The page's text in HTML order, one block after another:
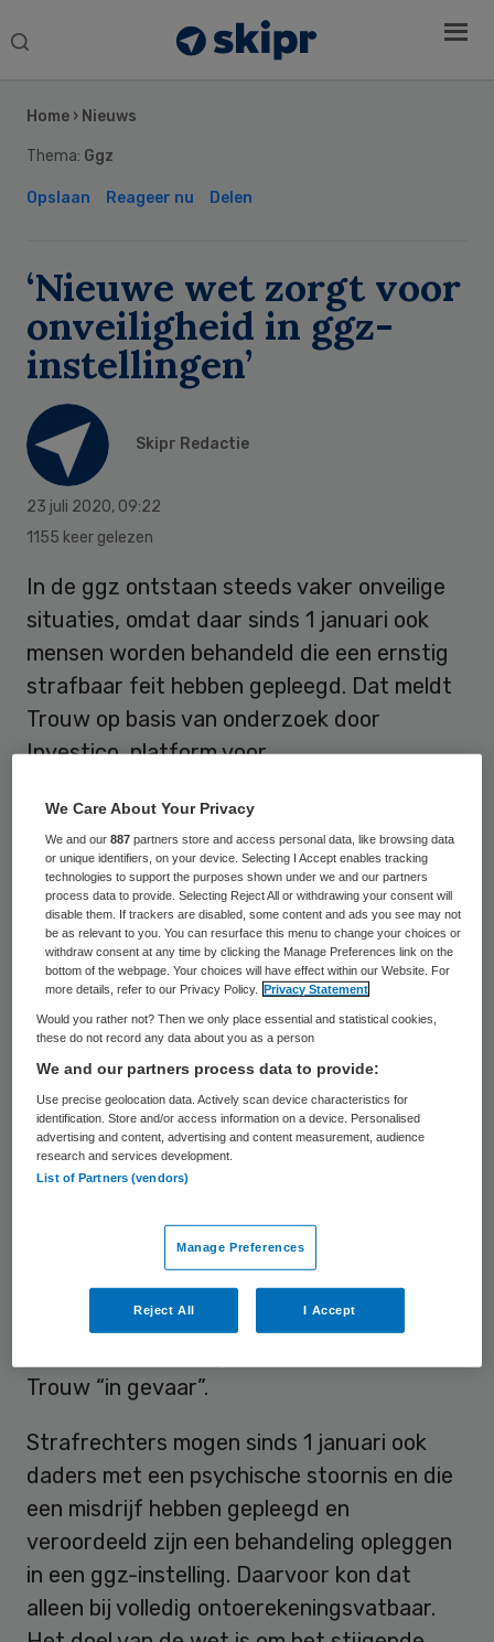
Search
Home › Nieuws
Thema: Ggz
Opslaan Reageer nu Delen
‘Nieuwe wet zorgt voor
onveiligheid in ggz-
instellingen’
Skipr Redactie
23 juli 2020, 09:22
1155 keer gelezen
In de ggz ontstaan steeds vaker onveilige
situaties, omdat daar sinds 1 januari ook
mensen worden behandeld die een ernstig
strafbaar feit hebben gepleegd. Dat meldt
Trouw op basis van onderzoek door
Investico, platform voor
Sinds de invoering van de Wet verplichte
ggz op 1 januari wijzen psychiaters er al op
dat reguliere ggz-instellingen niet geschikt
zijn om deze groep gestraften op te
vangen. Die situatie heeft al incidenten tot
gevolg gehad.
Beveiliging nodig
Ggz-bewoners die van rechters een
behandeling in een reguliere kliniek
opgelegd hebben gekregen, hebben volgens
hen vaak beveiliging nodig. Maar die kan een
instelling maar beperkt bieden. Daardoor is
de veiligheid voor personeel en
Trouw “in gevaar”.
Strafrechters mogen sinds 1 januari ook
daders met een psychische stoornis en die
een misdrijf hebben gepleegd en
veroordeeld zijn een behandeling opleggen
in een ggz-instelling. Daarvoor kon dat
alleen bij volledig ontoerekeningsvatbaar.
Sidebar
We Care About Your Privacy
We and our887 partners store and access personal data, like browsing data
or unique identifiers, on your device. Selecting I Accept enables tracking
technologies to support the purposes shown under we and our partners
process data to provide. Selecting Reject All or withdrawing your consent will
disable them. If trackers are disabled, some content and ads you see may not
be as relevant to you. You can resurface this menu to change your choices or
withdraw consent at any time by clicking the Manage Preferences link on the
bottom of the webpage. Your choices will have effect within our Website. For
more details, refer to our Privacy Policy.
Privacy Statement
Would you rather not? Then we only place essential and statistical cookies,
these do not record any data about you as a person
We and our partners process data to provide:
Use precise geolocation data. Actively scan device characteristics for
identification. Store and/or access information on a device. Personalised
advertising and content, advertising and content measurement, audience
research and services development.
List of Partners (vendors)
Manage Preferences
Reject All I Accept